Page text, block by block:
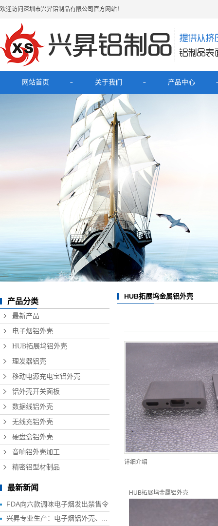
欢迎访问深圳市兴昇铝制品有限公司官方网站！
网站首页 关于我们
公司简介
联系我们
产品中心
移动电源充电宝铝外壳
数据线铝外壳
硬盘盒铝外壳
产品分类
最新产品
电子烟铝外壳
HUB拓展坞铝外壳
理发器铝壳
移动电源充电宝铝外壳
铝外壳开关面板
数据线铝外壳
无线充铝外壳
硬盘盒铝外壳
音响铝外壳加工
精密铝型材制品
最新新闻
FDA向六款调味电子烟发出禁售令
兴昇专业生产：电子烟铝外壳、电子烟外壳、HUB铝外壳、移动电源外壳、无线充铝外壳等铝制品外壳
HUB拓展坞金属铝外壳
详细介绍
HUB拓展坞金属铝外壳